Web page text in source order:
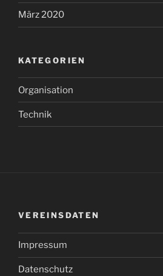
März 2020
KATEGORIEN
Organisation
Technik
VEREINSDATEN
Impressum
Datenschutz